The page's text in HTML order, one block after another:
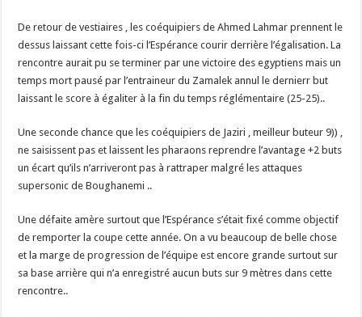
De retour de vestiaires , les coéquipiers de Ahmed Lahmar prennent le
dessus laissant cette fois-ci l’Espérance courir derrière l’égalisation. La
rencontre aurait pu se terminer par une victoire des egyptiens mais un
temps mort pausé par l’entraineur du Zamalek annul le dernierr but
laissant le score à égaliter à la fin du temps réglémentaire (25-25)..
Une seconde chance que les coéquipiers de Jaziri , meilleur buteur 9)) ,
ne saisissent pas et laissent les pharaons reprendre l’avantage +2 buts
un écart qu’ils n’arriveront pas à rattraper malgré les attaques
supersonic de Boughanemi ..
Une défaite amère surtout que l’Espérance s’était fixé comme objectif
de remporter la coupe cette année. On a vu beaucoup de belle chose
et la marge de progression de l’équipe est encore grande surtout sur
sa base arrière qui n’a enregistré aucun buts sur 9 mètres dans cette
rencontre..